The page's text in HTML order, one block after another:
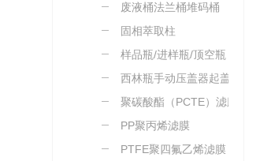
废液桶法兰桶堆码桶
固相萃取柱
样品瓶/进样瓶/顶空瓶
西林瓶手动压盖器起盖器
聚碳酸酯（PCTE）滤膜
PP聚丙烯滤膜
PTFE聚四氟乙烯滤膜